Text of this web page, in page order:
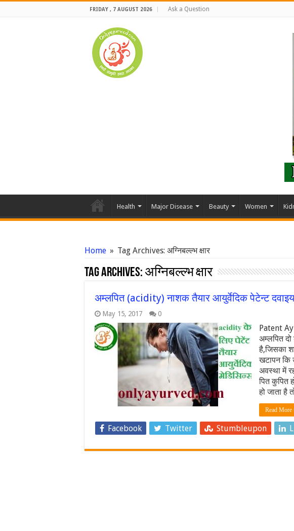
FRIDAY , 7 AUGUST 2026 Ask a Question
Health Major Disease Beauty Women
Home » Tag Archives: अग्निबल्ल्भ क्षार
Tag Archives:अग्निबल्ल्भ क्षार
अम्लपित (acidity) नाशक तैयार आयुर्वेदिक पेटेन्ट
May 15, 2017 0
Patent
अम्लपित
है,जिसका
खटापन कि
अवस्था में
पित कुपित
हो जाता है
Read More
Facebook Twitter Stumbleupon